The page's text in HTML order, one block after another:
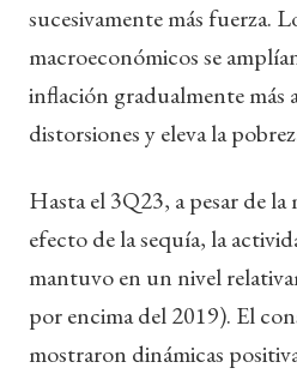
sucesivamente más fuerza.
macroeconómicos se
inflación gradualmente más
distorsiones y eleva la
Hasta el 3Q23, a pesar de la
efecto de la sequía, la
mantuvo en un nivel
por encima del 2019). El
mostraron dinámicas